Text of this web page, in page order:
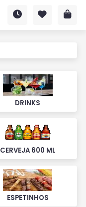
DRINKS
CERVEJA 600 ML
ESPETINHOS